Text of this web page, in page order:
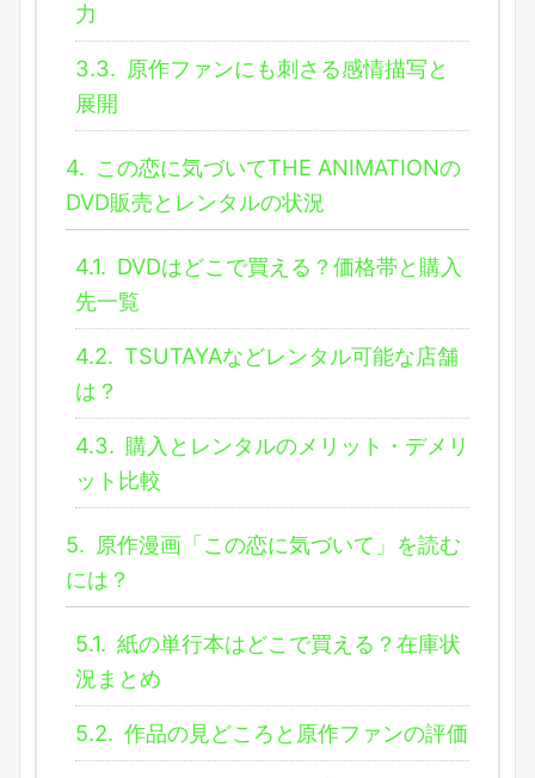
力
3.3. 原作ファンにも刺さる感情描写と
展開
4. この恋に気づいてTHE ANIMATIONの
DVD販売とレンタルの状況
4.1. DVDはどこで買える？価格帯と購入
先一覧
4.2. TSUTAYAなどレンタル可能な店舗
は？
4.3. 購入とレンタルのメリット・デメリ
ット比較
5. 原作漫画「この恋に気づいて」を読む
には？
5.1. 紙の単行本はどこで買える？在庫状
況まとめ
5.2. 作品の見どころと原作ファンの評価